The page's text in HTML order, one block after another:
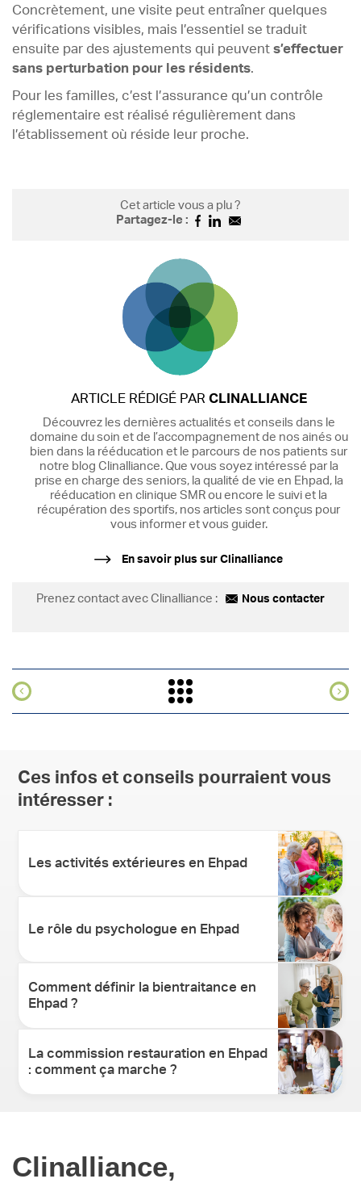
Concrètement, une visite peut entraîner quelques
vérifications visibles, mais l’essentiel se traduit
ensuite par des ajustements qui peuvent s’effectuer
sans perturbation pour les résidents.
Pour les familles, c’est l’assurance qu’un contrôle
réglementaire est réalisé régulièrement dans
l’établissement où réside leur proche.
Cet article vous a plu ?
Partagez-le :
ARTICLE RÉDIGÉ PAR CLINALLIANCE
Découvrez les dernières actualités et conseils dans le
domaine du soin et de l’accompagnement de nos ainés ou
bien dans la rééducation et le parcours de nos patients sur
notre blog Clinalliance. Que vous soyez intéressé par la
prise en charge des seniors, la qualité de vie en Ehpad, la
rééducation en clinique SMR ou encore le suivi et la
récupération des sportifs, nos articles sont conçus pour
vous informer et vous guider.
En savoir plus sur Clinalliance
Prenez contact avec Clinalliance : Nous contacter
Ces infos et conseils pourraient vous
intéresser :
Les activités extérieures en Ehpad
Le rôle du psychologue en Ehpad
Comment définir la bientraitance en
Ehpad ?
La commission restauration en Ehpad
: comment ça marche ?
Clinalliance,